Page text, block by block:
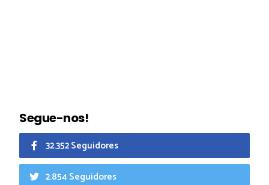
Segue-nos!
32.352 Seguidores
2.854 Seguidores